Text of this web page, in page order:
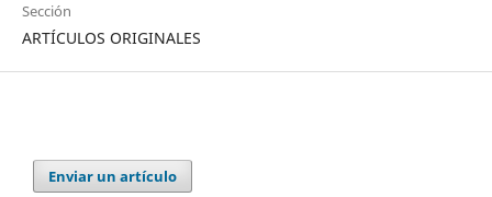
Sección
ARTÍCULOS ORIGINALES
Enviar un artículo